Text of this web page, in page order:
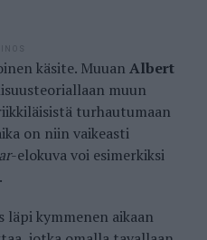
käsite. Muuan Albert
muun
turhautumaan
on niin vaikeasti
-elokuva voi esimerkiksi
läpi kymmenen aikaan